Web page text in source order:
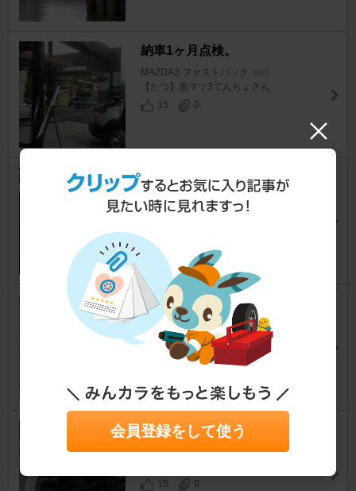
納車1ヶ月点検。
MAZDA3 ファストバック [BP]
【たつ】黒マツ3てんちょさん
15
0
半年点検
MAZDA3 ファストバック
ミッキー(???o?)?さん
新車1ヶ月無料点検
MAZDA3 ファストバック [BP]
y244さん
0
マツダセーフティチェック
MAZDA3 ファストバック [BP]
15
0
会員登録をして使う